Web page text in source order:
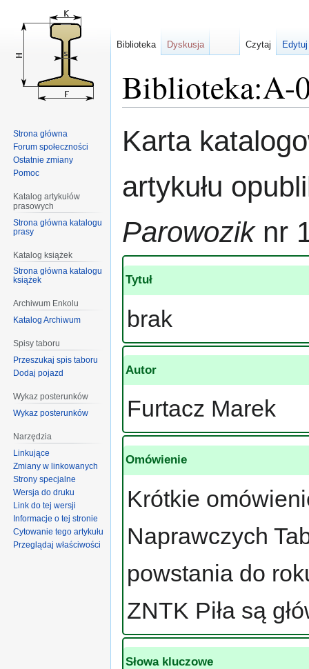
Biblioteka:A-
do
do
Karta
artykułu
Parowoziknr
Tytuł
brak
Autor
Furtacz Marek
Omówienie
Krótkie
Naprawczych
powstania do
ZNTK Piła są
Słowa kluczowe
Biblioteka Dyskusja Czytaj
Strona główna
Forum społeczności
Ostatnie zmiany
Pomoc
Katalog artykułów
prasowych
Strona główna katalogu
prasy
Katalog książek
Strona główna katalogu
książek
Archiwum Enkolu
Katalog Archiwum
Spisy taboru
Przeszukaj spis taboru
Dodaj pojazd
Wykaz posterunków
Wykaz posterunków
Narzędzia
Linkujące
Zmiany w linkowanych
Strony specjalne
Wersja do druku
Link do tej wersji
Informacje o tej stronie
Cytowanie tego artykułu
Przeglądaj właściwości